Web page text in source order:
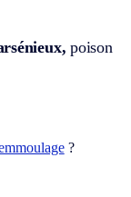
poison
?